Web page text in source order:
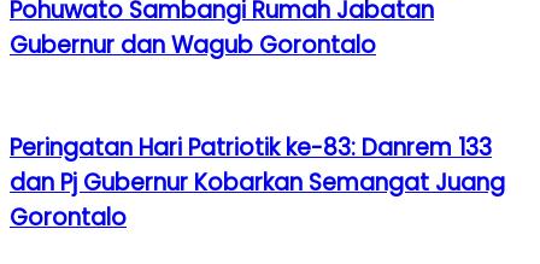
Pohuwato Sambangi Rumah Jabatan
Gubernur dan Wagub Gorontalo
Peringatan Hari Patriotik ke-83: Danrem 133
dan Pj Gubernur Kobarkan Semangat Juang
Gorontalo